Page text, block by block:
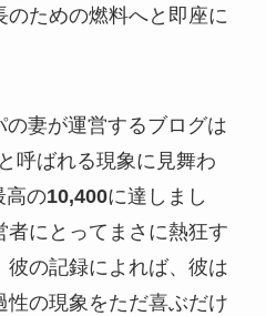
ための燃料へと即座に
妻が運営するブログは
呼ばれる現象に見舞わ
高の10,400に達しまし
者にとってまさに熱狂す
の記録によれば、彼は
性の現象をただ喜ぶだけ